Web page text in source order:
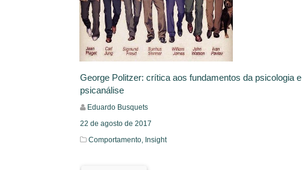
George Politzer: crítica aos fundamentos da psicologia e
psicanálise
Eduardo Busquets
22 de agosto de 2017
Comportamento, Insight